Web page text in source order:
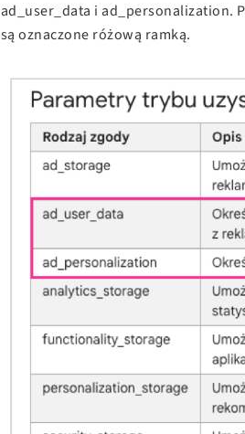
ad_user_data i ad_personalization.
są oznaczone różową ramką.